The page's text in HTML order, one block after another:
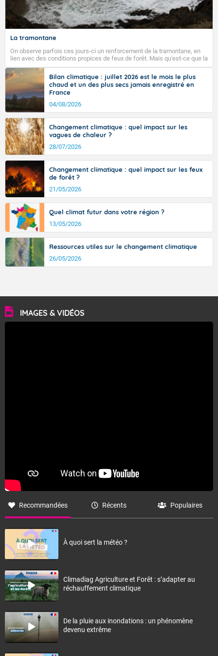
La tramontane
On observe parfois ces jours-ci un renforcement de la tramontane, en
lien avec des conditions propices de feux de forêt. Mais qu'est-ce que la
tramontane ? Quelles sont ses caractéristiques ? La tramontane est un
vent turbulent soufflant de secteur nord-ouest à nord, ou ouest à nord-
ouest, dans un secteur qui part du Roussillon à la vallée de l’Aude et à
l’ouest de l’Hérault. L’étymologie de ce vent vient du latin trasmontanus,
signifiant au-delà des monts, en allusion aux régions montagneuses
d’où provient ce vent.
Bilan climatique : juillet 2026 est le mois le plus
chaud et un des plus secs jamais enregistré en
France
04/08/2026
Changement climatique : quel impact sur les
vagues de chaleur ?
28/07/2026
Changement climatique : quel impact sur les feux
de forêt ?
21/05/2026
Quel climat futur dans votre région ?
13/05/2026
Ressources utiles sur le changement climatique
26/05/2026
IMAGES & VIDÉOS
Recommandées Récents Populaires
À quoi sert la météo ?
Climadiag Agriculture et Forêt : s’adapter au
réchauffement climatique
De la pluie aux inondations : un phénomène
devenu extrême